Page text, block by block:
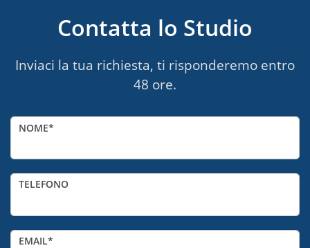
Contatta lo Studio
Inviaci la tua richiesta, ti risponderemo entro
48 ore.
NOME
TELEFONO
EMAIL